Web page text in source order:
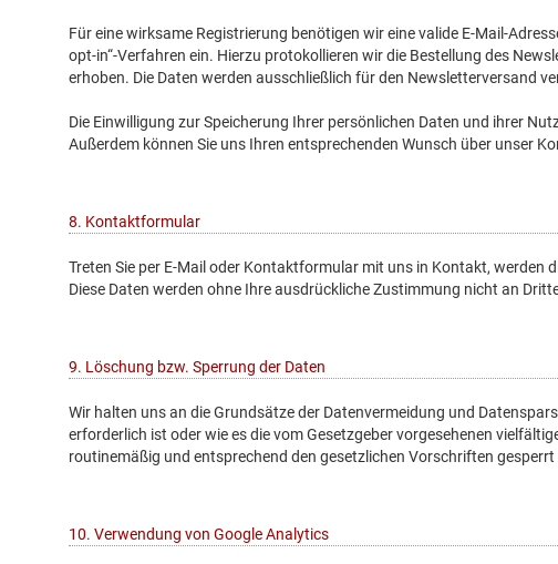
Für eine wirksame Registrierung benötigen wir eine valide E-Mail-
opt-in“-Verfahren ein. Hierzu protokollieren wir die Bestellung des
erhoben. Die Daten werden ausschließlich für den Newsletterversand
Die Einwilligung zur Speicherung Ihrer persönlichen Daten und ihrer
Außerdem können Sie uns Ihren entsprechenden Wunsch über unser
8. Kontaktformular
Treten Sie per E-Mail oder Kontaktformular mit uns in Kontakt,
Diese Daten werden ohne Ihre ausdrückliche Zustimmung nicht an
9. Löschung bzw. Sperrung der Daten
Wir halten uns an die Grundsätze der Datenvermeidung und
erforderlich ist oder wie es die vom Gesetzgeber vorgesehenen
routinemäßig und entsprechend den gesetzlichen Vorschriften
10. Verwendung von Google Analytics